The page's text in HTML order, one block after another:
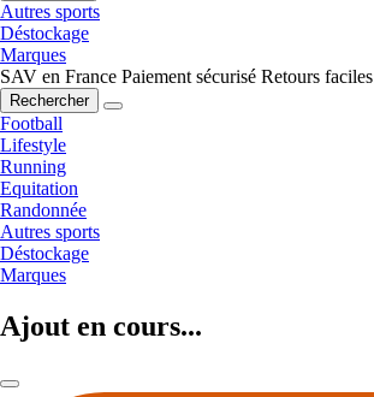
Autres sports
Déstockage
Marques
SAV en France Paiement sécurisé Retours faciles
Rechercher
Football
Lifestyle
Running
Equitation
Randonnée
Autres sports
Déstockage
Marques
Ajout en cours...